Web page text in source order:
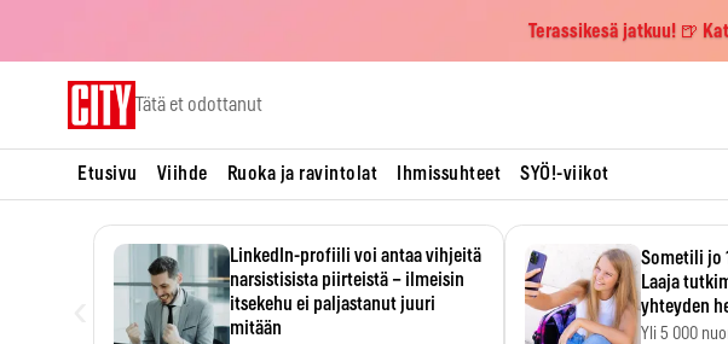
Terassikesä jatkuu! 🍺
Tätä et odottanut
Etusivu Viihde Ruoka ja ravintolat Ihmissuhteet SYÖ!-viikot
LinkedIn-profiili voi antaa vihjeitä
narsistisista piirteistä – ilmeisin
itsekehu ei paljastanut juuri
mitään
Sometili jo
Laaja
yhteyden
Yli 5 000